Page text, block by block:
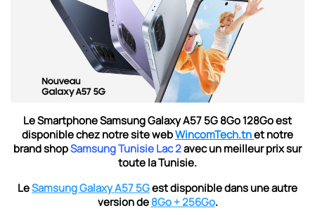
LeSmartphone Samsung Galaxy A57 5G 8Go 128Goest
disponible chez notre site webWincomTech.tnet notre
brand shopSamsung Tunisie Lac 2avec un meilleur prix sur
toute la Tunisie.
LeSamsung Galaxy A57 5Gest disponible dans une autre
version de8Go + 256Go.